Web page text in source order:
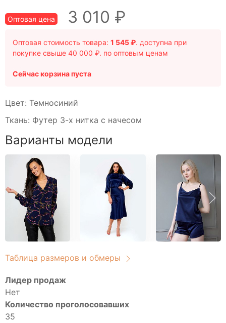
Лонгсливы
Платье домашнее
Свитшоты
Туники домашние
Брюки
Водолазки
Джемперы
Костюмы
Майки
Платья
Рубашки
Сорочки
Толстовки
Туники
Футболки
Шорты
Юбки
МУЖСКОЕ
Оптовая цена 3 010 ₽
Оптовая стоимость товара: 1 545 ₽. доступна при
покупке свыше 40 000 ₽. по оптовым ценам
Сейчас корзина пуста
Цвет: Темносиний
Ткань: Футер 3-х нитка с начесом
Варианты модели
Таблица размеров и обмеры
Лидер продаж
Нет
Количество проголосовавших
35